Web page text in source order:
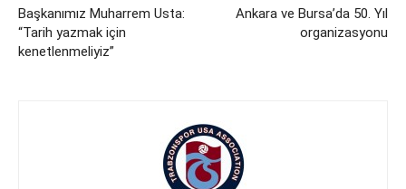
Başkanımız Muharrem Usta:
“Tarih yazmak için
kenetlenmeliyiz”
Ankara ve Bursa’da 50. Yıl
organizasyonu